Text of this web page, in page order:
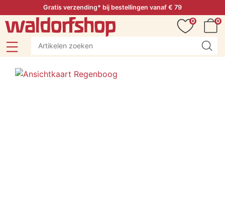
Gratis verzending* bij bestellingen vanaf € 79
0
0